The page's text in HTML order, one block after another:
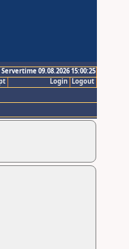
Servertime 09.08.2026 15:00:25
Logout
Login